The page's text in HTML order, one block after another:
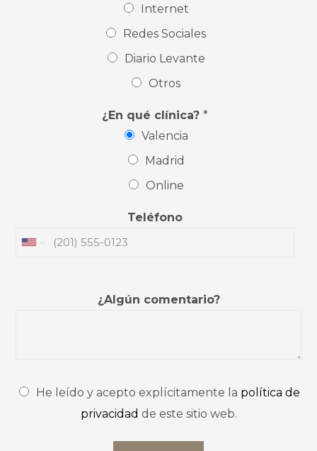
Internet
Redes Sociales
Diario Levante
Otros
¿En qué clínica? *
Valencia
Madrid
Online
Teléfono
¿Algún comentario?
He leído y acepto explícitamente la política de
privacidad de este sitio web.